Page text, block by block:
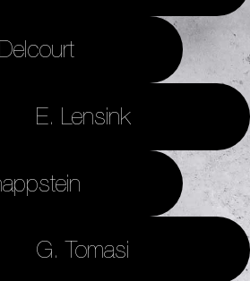
E. Lensink
G. Tomasi